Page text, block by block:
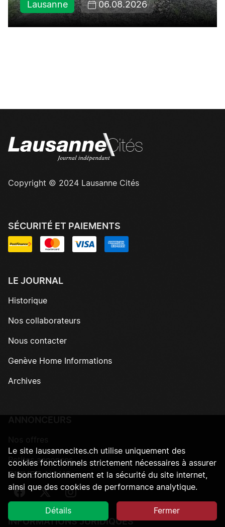
Lausanne 06.08.2026
Copyright © 2024 Lausanne Cités
SÉCURITÉ ET PAIEMENTS
LE JOURNAL
Historique
Nos collaborateurs
Nous contacter
Genève Home Informations
Archives
Petites annonces
SUIVEZ-NOUS
Suivez-nous sur Facebook
Suivez-nous sur Twitter
Suivez-nous sur Instagram
INFORMATIONS JURIDIQUES
Le site lausannecites.ch utilise uniquement des
cookies fonctionnels strictement nécessaires à assurer
le bon fonctionnement et la sécurité du site internet,
ainsi que des cookies de performance analytique.
Détails Fermer